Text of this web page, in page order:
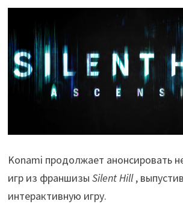
Konami продолжает анонсировать
игр из франшизы Silent Hill,
интерактивную игру.